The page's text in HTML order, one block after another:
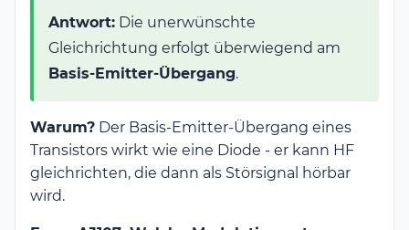
Antwort: Die unerwünschte
Gleichrichtung erfolgt überwiegend am
Basis-Emitter-Übergang.
Warum? Der Basis-Emitter-Übergang eines
Transistors wirkt wie eine Diode - er kann HF
gleichrichten, die dann als Störsignal hörbar
wird.